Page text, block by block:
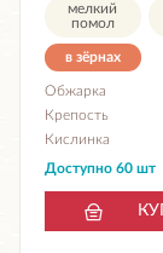
мелкий
помол
в зёрнах
Обжарка
Крепость
Кислинка
Доступно 60 шт